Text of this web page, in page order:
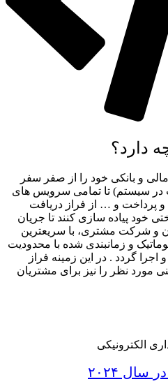
دارد؟
مالی و بانکی خود را از صفر سفر
سیستم) تا تمامی سرویس های
پرداخت و … از فراز دریافت
خود پیاده سازی کنند تا جریان
و شرکت مشتری، با سریعترین
و زمانبندی شده با محدودیت
گردد . در این زمینه فراز
نظر را نیز برای مشتریان
الکترونیکی
۲۰۲۴